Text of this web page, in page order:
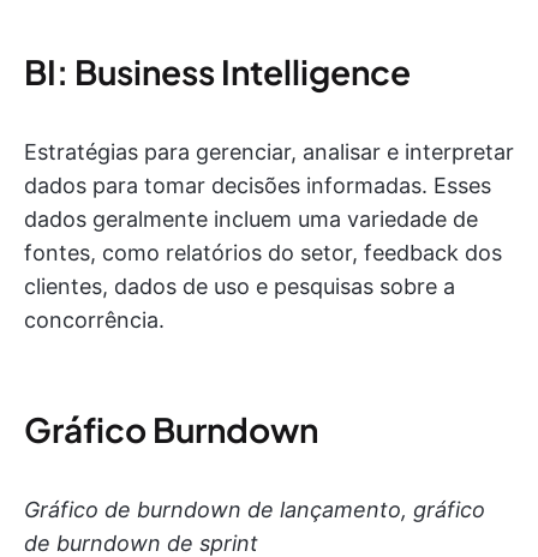
BI: Business Intelligence
Estratégias para gerenciar, analisar e interpretar
dados para tomar decisões informadas. Esses
dados geralmente incluem uma variedade de
fontes, como relatórios do setor, feedback dos
clientes, dados de uso e pesquisas sobre a
concorrência.
Gráfico Burndown
Gráfico de burndown de lançamento, gráfico
de burndown de sprint